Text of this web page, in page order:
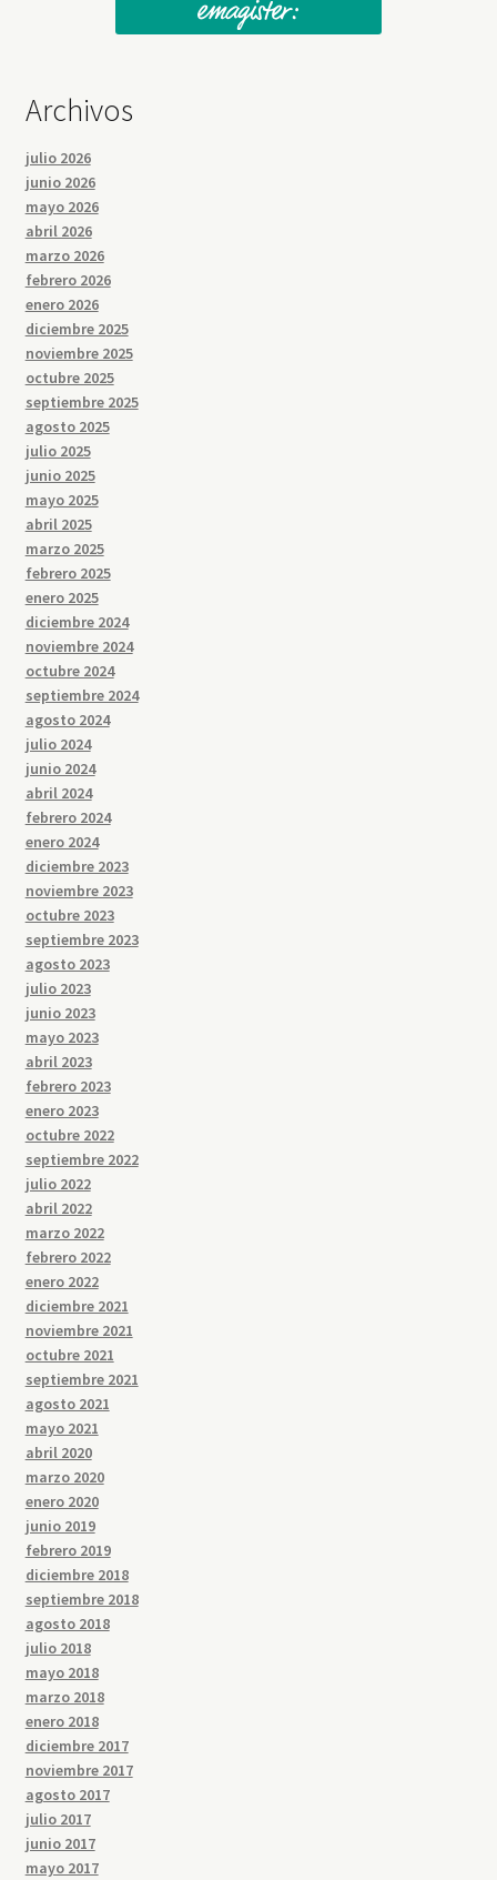
Archivos
julio 2026
junio 2026
mayo 2026
abril 2026
marzo 2026
febrero 2026
enero 2026
diciembre 2025
noviembre 2025
octubre 2025
septiembre 2025
agosto 2025
julio 2025
junio 2025
mayo 2025
abril 2025
marzo 2025
febrero 2025
enero 2025
diciembre 2024
noviembre 2024
octubre 2024
septiembre 2024
agosto 2024
julio 2024
junio 2024
abril 2024
febrero 2024
enero 2024
diciembre 2023
noviembre 2023
octubre 2023
septiembre 2023
agosto 2023
julio 2023
junio 2023
mayo 2023
abril 2023
febrero 2023
enero 2023
octubre 2022
septiembre 2022
julio 2022
abril 2022
marzo 2022
febrero 2022
enero 2022
diciembre 2021
noviembre 2021
octubre 2021
septiembre 2021
agosto 2021
mayo 2021
abril 2020
marzo 2020
enero 2020
junio 2019
febrero 2019
diciembre 2018
septiembre 2018
agosto 2018
julio 2018
mayo 2018
marzo 2018
enero 2018
diciembre 2017
noviembre 2017
agosto 2017
julio 2017
junio 2017
mayo 2017